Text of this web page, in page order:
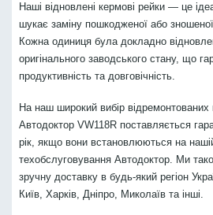
Наші відновлені кермові рейки — це
шукає заміну пошкодженої або
Кожна одиниця була докладно
оригінального заводського стану, що
продуктивність та довговічність.
На наш широкий вибір відремонтованих
Автодоктор VW118R поставляється
рік, якщо вони встановлюються на
техобслуговування Автодоктор. Ми
зручну доставку в будь-який регіон
Київ, Харків, Дніпро, Миколаїв та інші.